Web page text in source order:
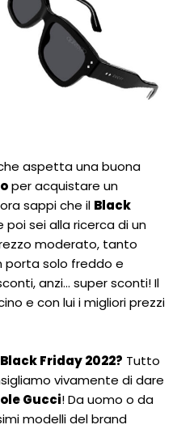
aspetta una buona
per acquistare un
sappi che il Black
poi sei alla ricerca di un
moderato, tanto
porta solo freddo e
anzi… super sconti! Il
e con lui i migliori prezzi
Friday 2022? Tutto
vivamente di dare
Gucci! Da uomo o da
modelli del brand